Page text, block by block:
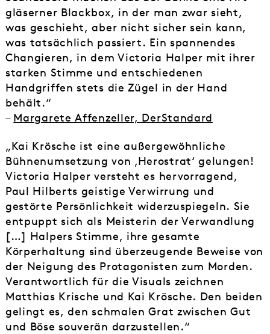
gläserner Blackbox, in der man zwar sieht,
was geschieht, aber nicht sicher sein kann,
was tatsächlich passiert. Ein spannendes
Changieren, in dem Victoria Halper mit ihrer
starken Stimme und entschiedenen
Handgriffen stets die Zügel in der Hand
behält.“
– Margarete Affenzeller, DerStandard
„Kai Krösche ist eine außergewöhnliche
Bühnenumsetzung von ‚Herostrat‘ gelungen!
Victoria Halper versteht es hervorragend,
Paul Hilberts geistige Verwirrung und
gestörte Persönlichkeit widerzuspiegeln. Sie
entpuppt sich als Meisterin der Verwandlung
[…] Halpers Stimme, ihre gesamte
Körperhaltung sind überzeugende Beweise von
der Neigung des Protagonisten zum Morden.
Verantwortlich für die Visuals zeichnen
Matthias Krische und Kai Krösche. Den beiden
gelingt es, den schmalen Grat zwischen Gut
und Böse souverän darzustellen.“